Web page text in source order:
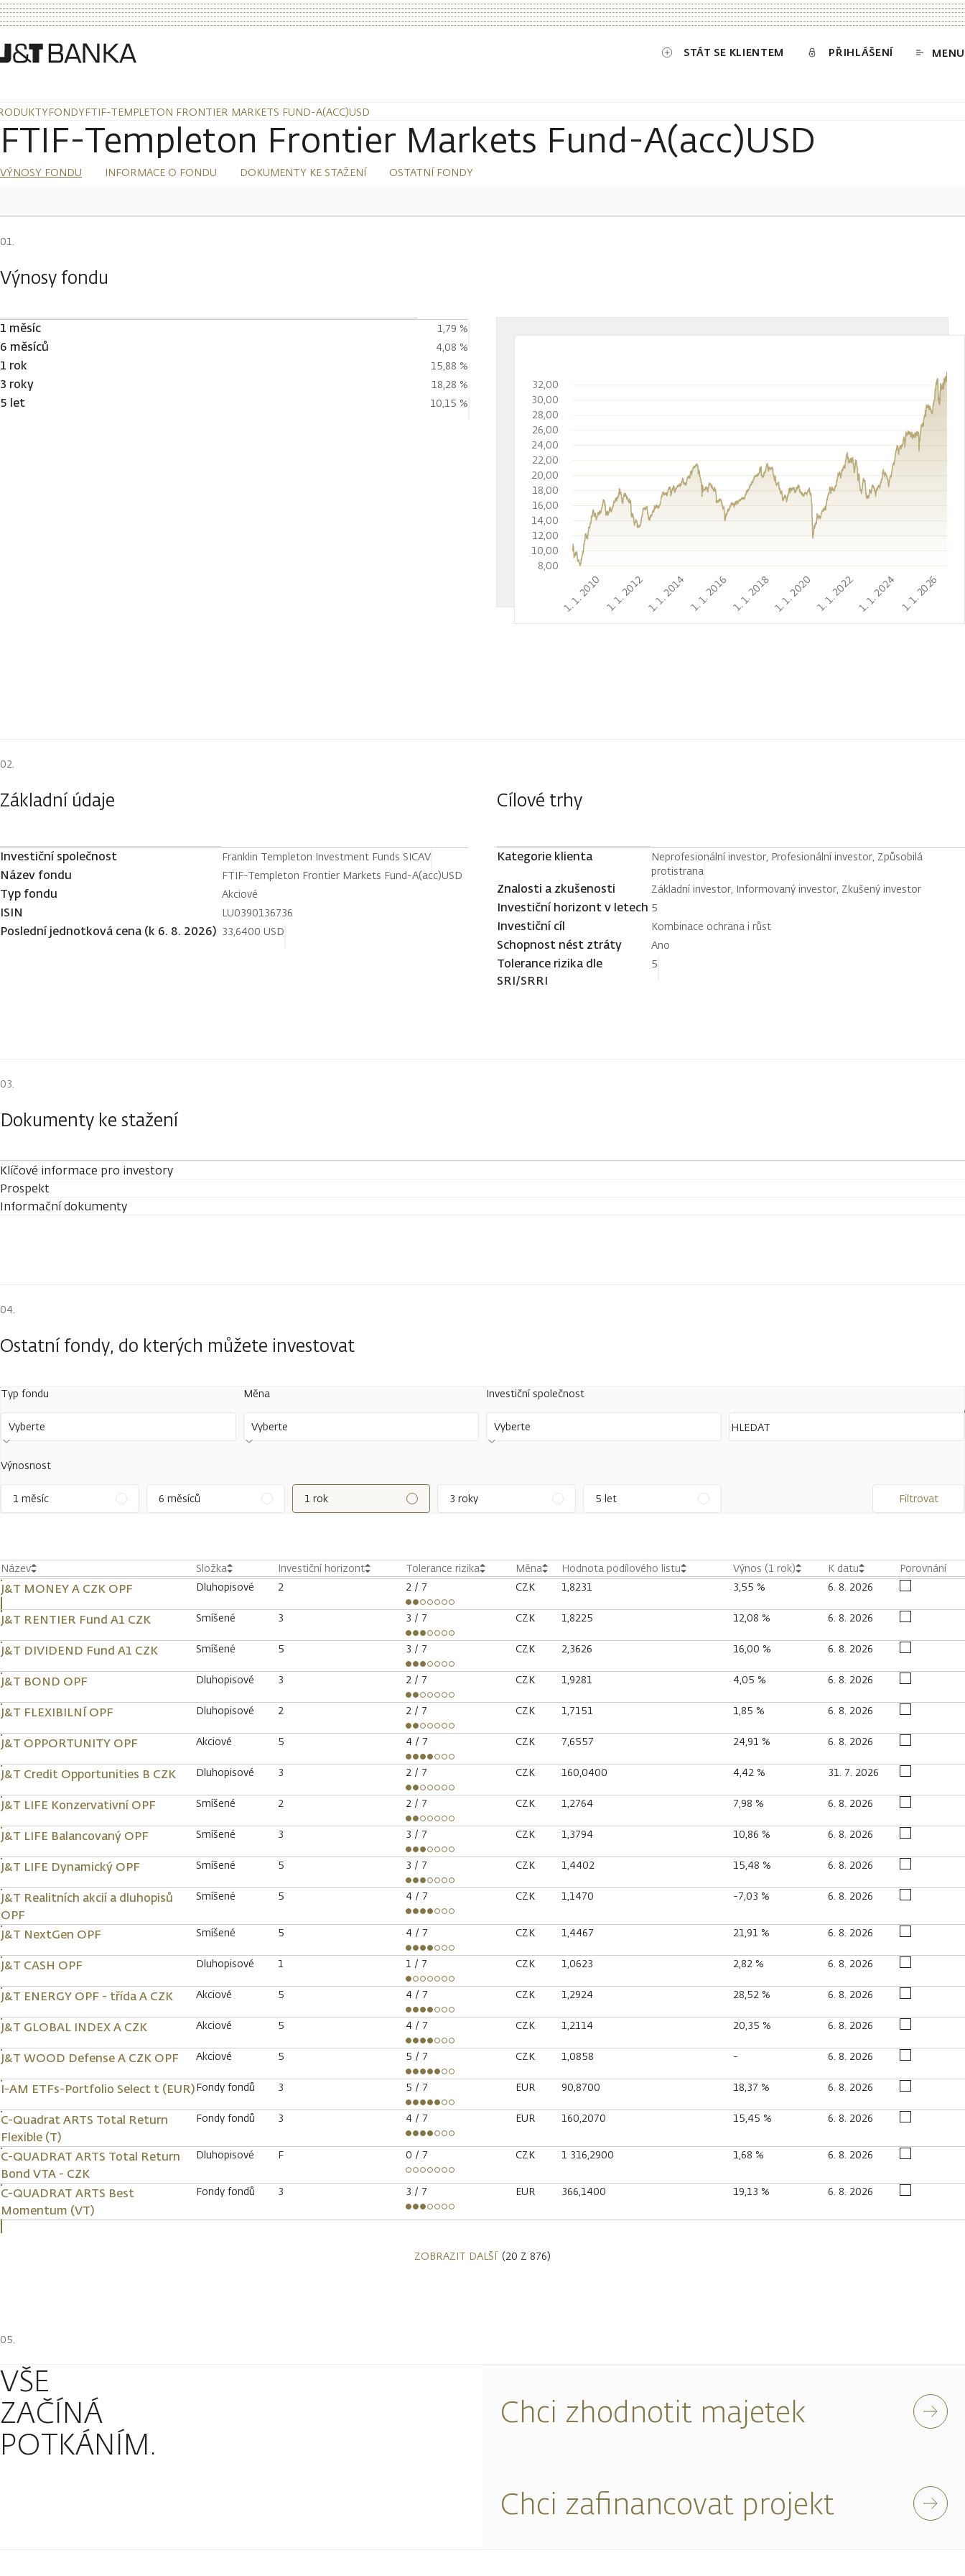
STÁT SE KLIENTEM PŘIHLÁŠENÍ MENU
FONDYFTIF-TEMPLETON FRONTIER MARKETS FUND-A(ACC)USD
FTIF-Templeton Frontier Markets Fund-A(acc)USD
VÝNOSY FONDU INFORMACE O FONDU DOKUMENTY KE STAŽENÍ OSTATNÍ FONDY
Výnosy fondu
1 měsíc 1,79 %
6 měsíců 4,08 %
1 rok 15,88 %
3 roky 18,28 %
5 let 10,15 %
1. 1. 2010 1. 1. 20121. 1. 20141. 1. 20161. 1. 20181. 1. 20201. 1. 20221. 1. 2024 1. 1. 2026
8,00
10,00
12,00
14,00
16,00
18,00
20,00
22,00
24,00
26,00
28,00
30,00
32,00
Základní údaje
Investiční společnost Franklin Templeton Investment Funds SICAV
Název fondu FTIF-Templeton Frontier Markets Fund-A(acc)USD
Typ fondu Akciové
ISIN LU0390136736
Poslední jednotková cena (k 6. 8. 2026) 33,6400 USD
Cílové trhy
Kategorie klienta
Neprofesionální investor, Profesionální investor, Způsobilá
protistrana
Znalosti a zkušenosti Základní investor, Informovaný investor, Zkušený investor
Investiční horizont v letech 5
Investiční cíl Kombinace ochrana i růst
Schopnost nést ztráty Ano
Tolerance rizika dle
SRI/SRRI
5
Dokumenty ke stažení
Klíčové informace pro investory
Prospekt
Informační dokumenty
Ostatní fondy, do kterých můžete investovat
Typ fondu
Vyberte
Měna
Vyberte
Investiční společnost
Vyberte
Výnosnost
1 měsíc 6 měsíců 1 rok 3 roky 5 let Filtrovat
Název Složka Investiční horizont Tolerance rizika Měna Hodnota podílového listu Výnos (1 rok) K datu Porovnání
J&T MONEY A CZK OPF Dluhopisové 2 2 / 7 CZK 1,8231 3,55 % 6. 8. 2026
J&T RENTIER Fund A1 CZK Smíšené 3 3 / 7 CZK 1,8225 12,08 % 6. 8. 2026
J&T DIVIDEND Fund A1 CZK Smíšené 5 3 / 7 CZK 2,3626 16,00 % 6. 8. 2026
J&T BOND OPF Dluhopisové 3 2 / 7 CZK 1,9281 4,05 % 6. 8. 2026
J&T FLEXIBILNÍ OPF Dluhopisové 2 2 / 7 CZK 1,7151 1,85 % 6. 8. 2026
J&T OPPORTUNITY OPF Akciové 5 4 / 7 CZK 7,6557 24,91 % 6. 8. 2026
J&T Credit Opportunities B CZK Dluhopisové 3 2 / 7 CZK 160,0400 4,42 % 31. 7. 2026
J&T LIFE Konzervativní OPF Smíšené 2 2 / 7 CZK 1,2764 7,98 % 6. 8. 2026
J&T LIFE Balancovaný OPF Smíšené 3 3 / 7 CZK 1,3794 10,86 % 6. 8. 2026
J&T LIFE Dynamický OPF Smíšené 5 3 / 7 CZK 1,4402 15,48 % 6. 8. 2026
J&T Realitních akcií a dluhopisů
OPF
Smíšené 5 4 / 7 CZK 1,1470 -7,03 % 6. 8. 2026
J&T NextGen OPF Smíšené 5 4 / 7 CZK 1,4467 21,91 % 6. 8. 2026
J&T CASH OPF Dluhopisové 1 1 / 7 CZK 1,0623 2,82 % 6. 8. 2026
J&T ENERGY OPF - třída A CZK Akciové 5 4 / 7 CZK 1,2924 28,52 % 6. 8. 2026
J&T GLOBAL INDEX A CZK Akciové 5 4 / 7 CZK 1,2114 20,35 % 6. 8. 2026
J&T WOOD Defense A CZK OPF Akciové 5 5 / 7 CZK 1,0858 - 6. 8. 2026
I-AM ETFs-Portfolio Select t (EUR)Fondy fondů 3 5 / 7 EUR 90,8700 18,37 % 6. 8. 2026
C-Quadrat ARTS Total Return
Flexible (T)
Fondy fondů 3 4 / 7 EUR 160,2070 15,45 % 6. 8. 2026
C-QUADRAT ARTS Total Return
Bond VTA - CZK
Dluhopisové F 0 / 7 CZK 1 316,2900 1,68 % 6. 8. 2026
C-QUADRAT ARTS Best
Momentum (VT)
Fondy fondů 3 3 / 7 EUR 366,1400 19,13 % 6. 8. 2026
ZOBRAZIT DALŠÍ (20 Z 876)
VŠE
ZAČÍNÁ
POTKÁNÍM.
Chci zhodnotit majetek
Chci zafinancovat projekt